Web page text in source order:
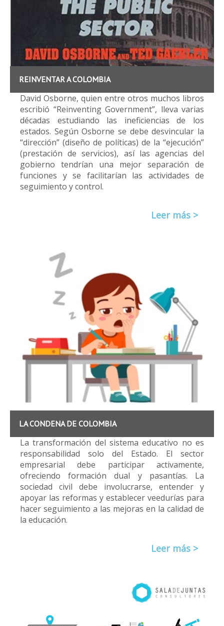
REINVENTAR A COLOMBIA
David Osborne, quien entre otros muchos libros
escribió “Reinventing Government”, lleva varias
décadas estudiando las ineficiencias de los
estados. Según Osborne se debe desvincular la
“dirección” (diseño de políticas) de la “ejecución”
(prestación de servicios), así las agencias del
gobierno tendrían una mejor separación de
funciones y se facilitarían las actividades de
seguimiento y control.
Leer más >
LA CONDENA DE COLOMBIA
La transformación del sistema educativo no es
responsabilidad solo del Estado. El sector
empresarial debe participar activamente,
ofreciendo formación dual y pasantías. La
sociedad civil debe involucrarse, entender y
apoyar las reformas y establecer veedurías para
hacer seguimiento a las mejoras en la calidad de
la educación.
Leer más >